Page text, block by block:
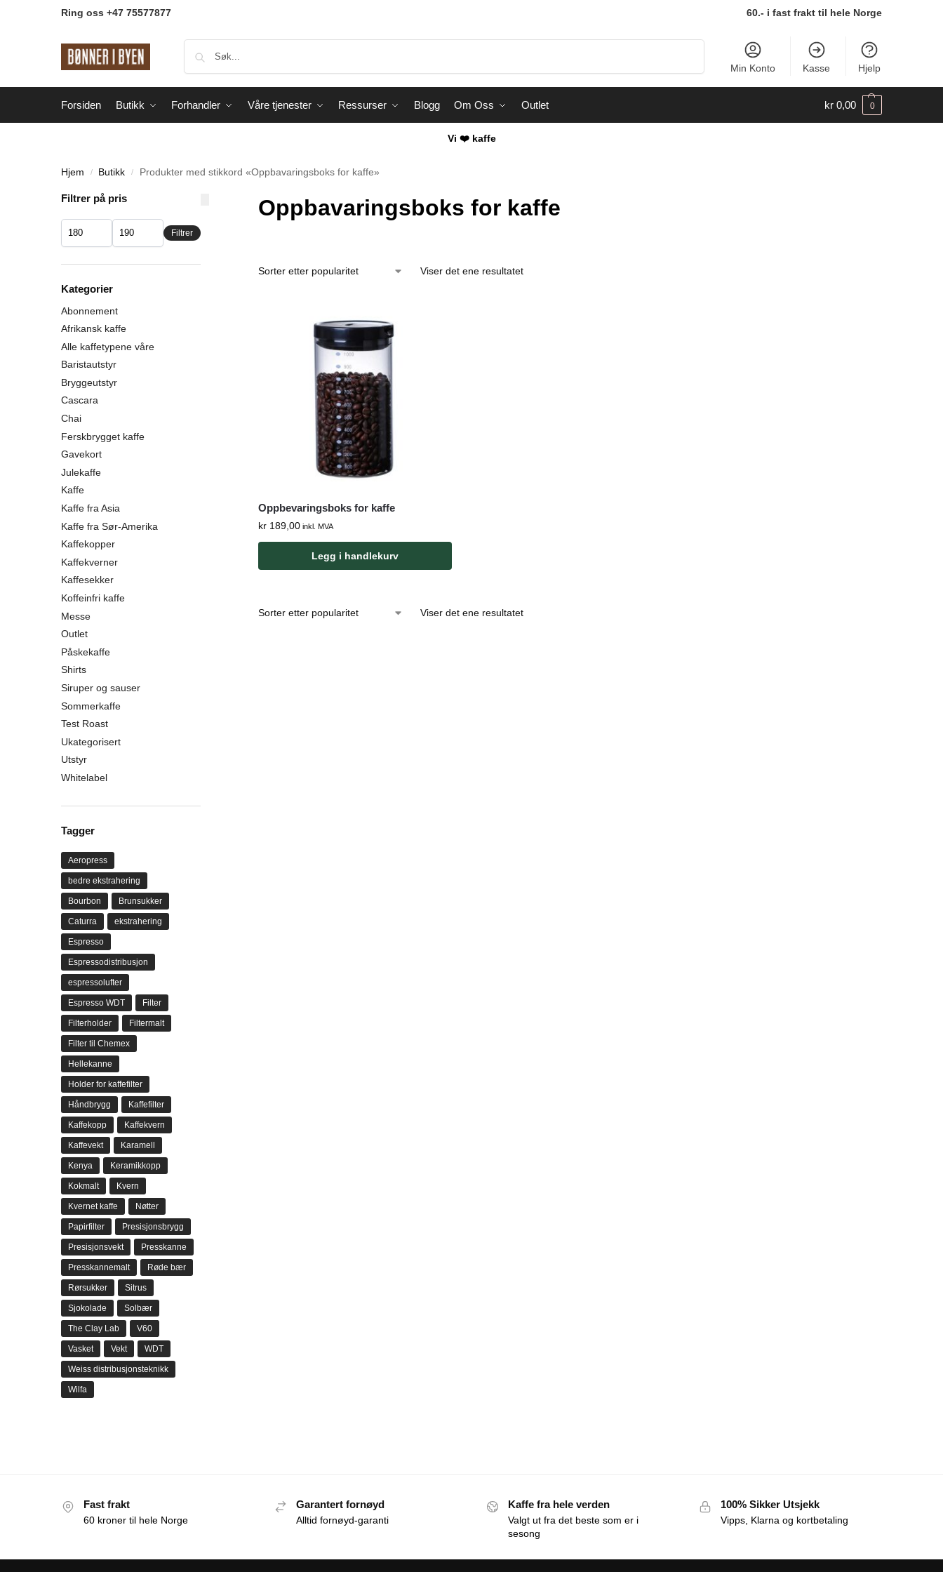
Ring oss +47 75577877 60.- i fast frakt til hele Norge
Min Konto Kasse Hjelp
Forsiden Butikk Forhandler Våre tjenester Ressurser Blogg Om Oss Outlet kr 0,00 0
Vi ❤️ kaffe
Hjem / Butikk / Produkter med stikkord «Oppbavaringsboks for kaffe»
Oppbavaringsboks for kaffe
Viser det ene resultatet
Oppbevaringsboks for kaffe
kr189,00inkl. MVA
Legg i handlekurv
Viser det ene resultatet
Filtrer på pris
Filtrer
Kategorier
Abonnement
Afrikansk kaffe
Alle kaffetypene våre
Baristautstyr
Bryggeutstyr
Cascara
Chai
Ferskbrygget kaffe
Gavekort
Julekaffe
Kaffe
Kaffe fra Asia
Kaffe fra Sør-Amerika
Kaffekopper
Kaffekverner
Kaffesekker
Koffeinfri kaffe
Messe
Outlet
Påskekaffe
Shirts
Siruper og sauser
Sommerkaffe
Test Roast
Ukategorisert
Utstyr
Whitelabel
Tagger
Aeropress
bedre ekstrahering
Bourbon Brunsukker
Caturra ekstrahering
Espresso
Espressodistribusjon
espressolufter
Espresso WDT Filter
Filterholder Filtermalt
Filter til Chemex
Hellekanne
Holder for kaffefilter
Håndbrygg Kaffefilter
Kaffekopp Kaffekvern
Kaffevekt Karamell
Kenya Keramikkopp
Kokmalt Kvern
Kvernet kaffe Nøtter
Papirfilter Presisjonsbrygg
Presisjonsvekt Presskanne
Presskannemalt Røde bær
Rørsukker Sitrus
Sjokolade Solbær
The Clay Lab V60
Vasket Vekt WDT
Weiss distribusjonsteknikk
Wilfa
Fast frakt
60 kroner til hele Norge
Garantert fornøyd
Alltid fornøyd-garanti
Kaffe fra hele verden
Valgt ut fra det beste som er i
sesong
100% Sikker Utsjekk
Vipps, Klarna og kortbetaling